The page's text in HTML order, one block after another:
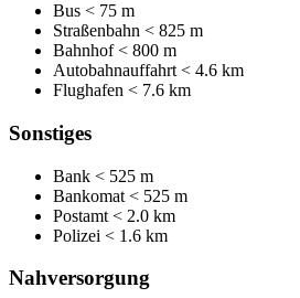
Bus < 75 m
Straßenbahn < 825 m
Bahnhof< 800 m
Autobahnauffahrt < 4.6 km
Flughafen < 7.6 km
Sonstiges
Bank < 525 m
Bankomat < 525 m
Postamt < 2.0 km
Polizei < 1.6 km
Nahversorgung